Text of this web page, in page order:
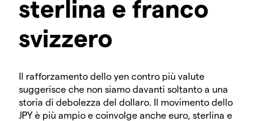
sterlina e franco
svizzero
Il rafforzamento dello yen contro più valute
suggerisce che non siamo davanti soltanto a una
storia di debolezza del dollaro. Il movimento dello
JPY è più ampio e coinvolge anche euro, sterlina e